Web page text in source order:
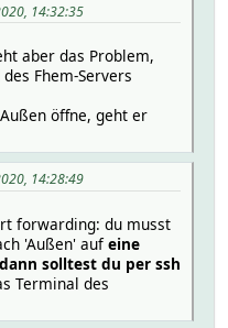
14:32:35
aber das Problem,
Fhem-Servers
öffne, geht er
14:28:49
forwarding: du musst
'Außen' aufeine
solltest du per ssh
Terminal des